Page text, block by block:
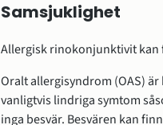
Samsjuklighet
Allergisk rinokonjunktivit kan
Oralt allergisyndrom (OAS)
vanligtvis lindriga symtom
inga besvär. Besvären kan